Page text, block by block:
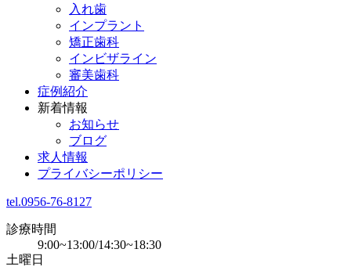
入れ歯
インプラント
矯正歯科
インビザライン
審美歯科
症例紹介
新着情報
お知らせ
ブログ
求人情報
プライバシーポリシー
tel.0956-76-8127
診療時間
9:00~13:00/14:30~18:30
土曜日